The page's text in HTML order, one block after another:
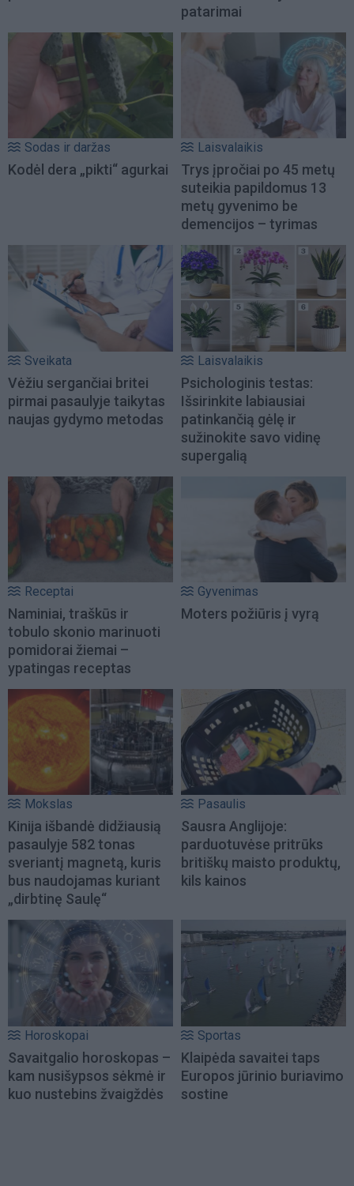
patarimai
Sodas ir daržas
Kodėl dera „pikti“ agurkai
Laisvalaikis
Trys įpročiai po 45 metų
suteikia papildomus 13
metų gyvenimo be
demencijos – tyrimas
Sveikata
Vėžiu sergančiai britei
pirmai pasaulyje taikytas
naujas gydymo metodas
Laisvalaikis
Psichologinis testas:
Išsirinkite labiausiai
patinkančią gėlę ir
sužinokite savo vidinę
supergalią
Receptai
Naminiai, traškūs ir
tobulo skonio marinuoti
pomidorai žiemai –
ypatingas receptas
Gyvenimas
Moters požiūris į vyrą
Mokslas
Kinija išbandė didžiausią
pasaulyje 582 tonas
sveriantį magnetą, kuris
bus naudojamas kuriant
„dirbtinę Saulę“
Pasaulis
Sausra Anglijoje:
parduotuvėse pritrūks
britiškų maisto produktų,
kils kainos
Horoskopai
Savaitgalio horoskopas –
kam nusišypsos sėkmė ir
kuo nustebins žvaigždės
Sportas
Klaipėda savaitei taps
Europos jūrinio buriavimo
sostine